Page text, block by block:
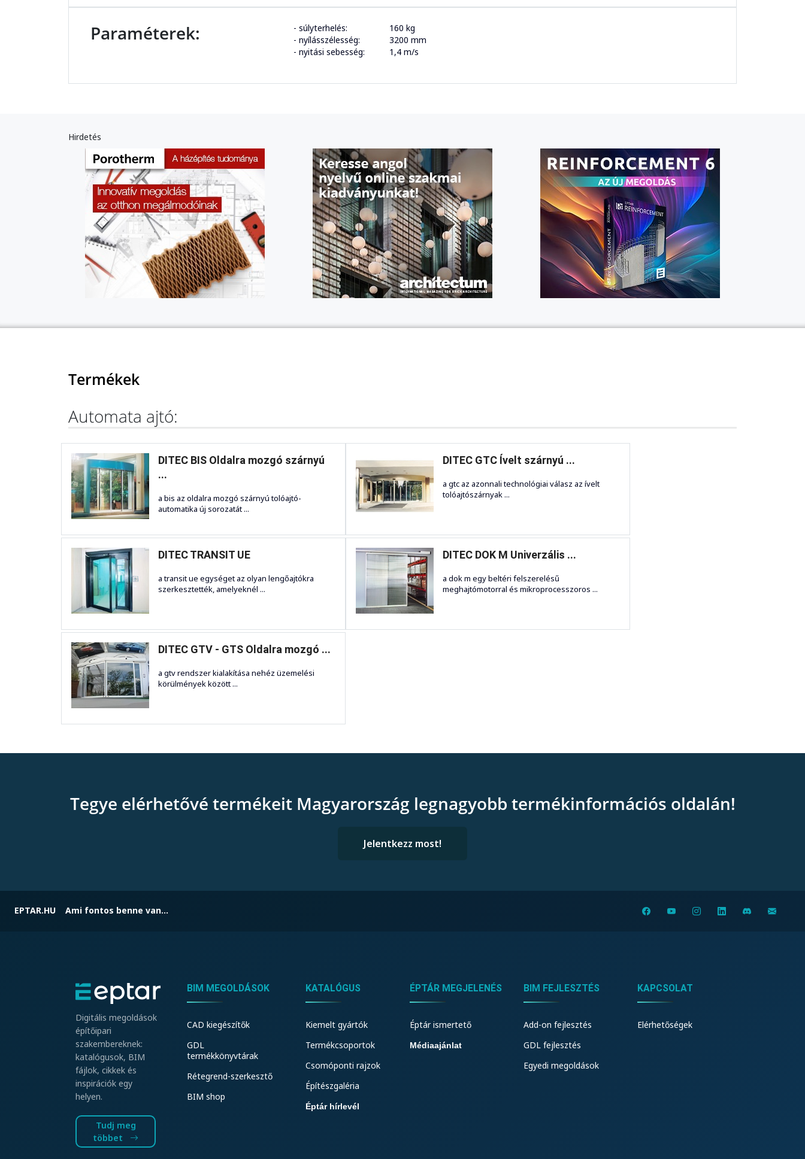
Paraméterek: - súlyterhelés:
160 kg
- nyílásszélesség:
3200 mm
- nyitási sebesség:
1,4 m/s
Hirdetés
Termékek
Automata ajtó:
DITEC BIS Oldalra mozgó szárnyú
...
a bis az oldalra mozgó szárnyú tolóajtó-
automatika új sorozatát ...
DITEC GTC Ívelt szárnyú ...
a gtc az azonnali technológiai válasz az ívelt
tolóajtószárnyak ...
DITEC TRANSIT UE
a transit ue egységet az olyan lengőajtókra
szerkesztették, amelyeknél ...
DITEC DOK M Univerzális ...
a dok m egy beltéri felszerelésű
meghajtómotorral és mikroprocesszoros ...
DITEC GTV - GTS Oldalra mozgó ...
a gtv rendszer kialakítása nehéz üzemelési
körülmények között ...
Tegye elérhetővé termékeit Magyarország legnagyobb termékinformációs oldalán!
Jelentkezz most!
EPTAR.HU Ami fontos benne van...
Digitális megoldások
építőipari
szakembereknek:
katalógusok, BIM
fájlok, cikkek és
inspirációk egy
helyen.
Tudj meg
többet
BIM MEGOLDÁSOK
CAD kiegészítők
GDL
termékkönyvtárak
Rétegrend-szerkesztő
BIM shop
KATALÓGUS
Kiemelt gyártók
Termékcsoportok
Csomóponti rajzok
Építészgaléria
Éptár hírlevél
ÉPTÁR MEGJELENÉS
Éptár ismertető
Médiaajánlat
BIM FEJLESZTÉS
Add-on fejlesztés
GDL fejlesztés
Egyedi megoldások
KAPCSOLAT
Elérhetőségek